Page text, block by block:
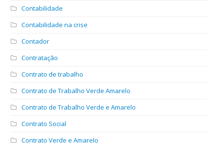
Contabilidade
Contabilidade na crise
Contador
Contratação
Contrato de trabalho
Contrato de Trabalho Verde Amarelo
Contrato de Trabalho Verde e Amarelo
Contrato Social
Contrato Verde e Amarelo